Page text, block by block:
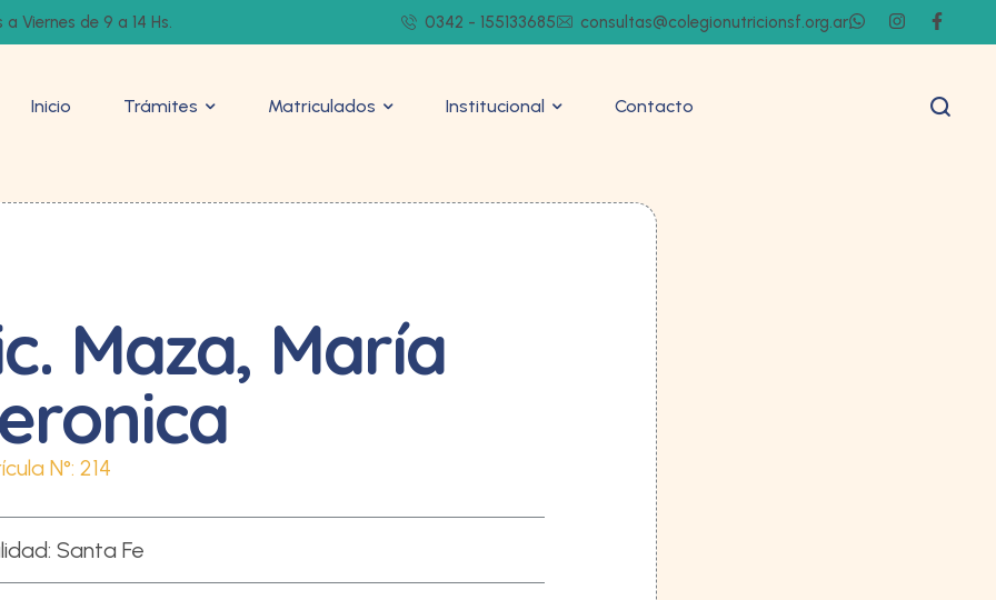
a Viernes de 9 a 14 Hs. 0342 - 155133685 consultas@colegionutricionsf.org.ar
Inicio Trámites Matriculados Institucional Contacto
Maza, María
N°: 214
Santa Fe